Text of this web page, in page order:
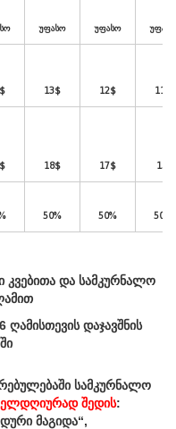
კვებითა და სამკურნალო
ღამისთევის დაჯავშნის
სამკურნალო
შედის:
მაგიდა“,